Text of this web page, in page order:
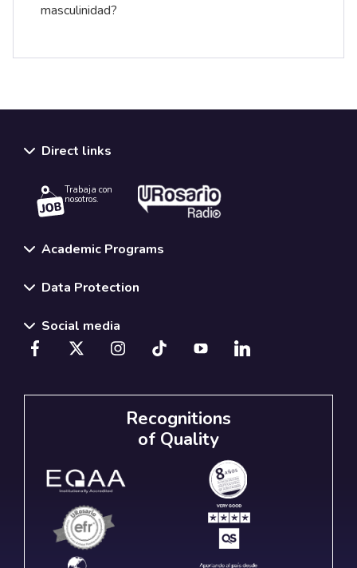
masculinidad?
Direct links
Trabaja con
nosotros.
Academic Programs
Data Protection
Social media
Recognitions
of Quality